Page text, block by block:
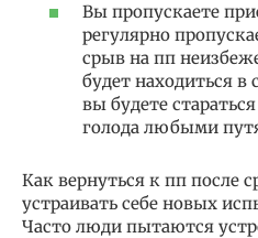
Вы пропускаете
регулярно
срыв на пп
будет находиться в
вы будете
голода любыми
Как вернуться к пп после
устраивать себе новых
Часто люди пытаются